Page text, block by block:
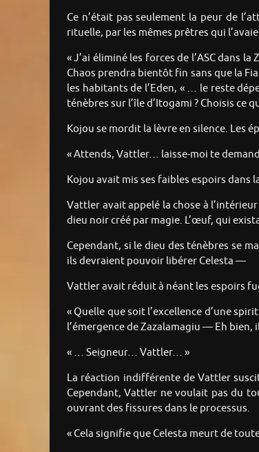
Ce n’était pas seulement la peur de
rituelle, par les mêmes prêtres qui
« J’ai éliminé les forces de l’ASC dans
Chaos prendra bientôt fin sans que la
les habitants de l’Eden, « … le reste
ténèbres sur l’île d’Itogami ? Choisis ce
Kojou se mordit la lèvre en silence. Les
« Attends, Vattler… laisse-moi te
Kojou avait mis ses faibles espoirs dans
Vattler avait appelé la chose à
dieu noir créé par magie. L’œuf, qui
Cependant, si le dieu des ténèbres se
ils devraient pouvoir libérer Celesta —
Vattler avait réduit à néant les espoirs
« Quelle que soit l’excellence d’une
l’émergence de Zazalamagiu — Eh bien,
« … Seigneur… Vattler… »
La réaction indifférente de Vattler
Cependant, Vattler ne voulait pas du
ouvrant des fissures dans le processus.
« Cela signifie que Celesta meurt de